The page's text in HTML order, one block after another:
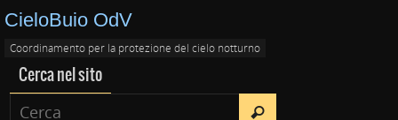
CieloBuio OdV
Coordinamento per la protezione del cielo notturno
Cerca nel sito